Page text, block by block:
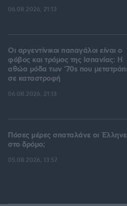
06.08.2026, 21:13
Οι αργεντίνικοι παπαγάλοι είναι ο
φόβος και τρόμος της Ισπανίας: Η
αθώα μόδα των '70s που
σε καταστροφή
06.08.2026, 21:13
Πόσες μέρες σπαταλάνε οι
στο δρόμο;
05.08.2026, 13:57